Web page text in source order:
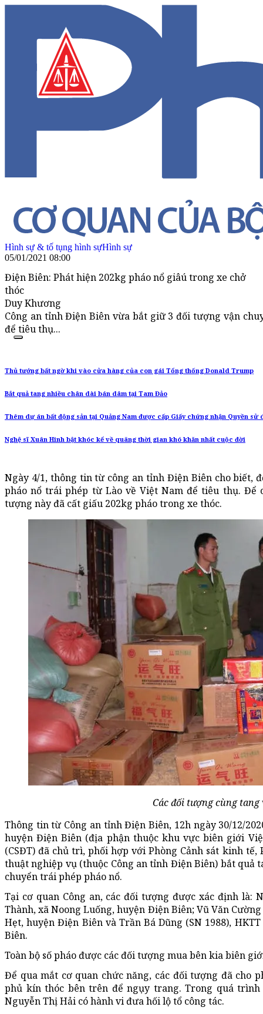
Hình sự & tố tụng hình sựHình sự
05/01/2021 08:00
Điện Biên: Phát hiện 202kg pháo nổ giâú trong xe chở
thóc
Duy Khương
Công an tỉnh Điện Biên vừa bắt giữ 3 đối tượng vận
để tiêu thụ...
Thủ tướng bất ngờ khi vào cửa hàng của con gái Tổng thống Donald Trump
Bắt quả tang nhiều chân dài bán dâm tại Tam Đảo
Thêm dự án bất động sản tại Quảng Nam được cấp Giấy chứng nhận Quyền sử
Nghệ sĩ Xuân Hinh bật khóc kể về quãng thời gian khó khăn nhất cuộc đời
Ngày 4/1, thông tin từ công an tỉnh Điện Biên cho biết,
pháo nổ trái phép từ Lào về Việt Nam để tiêu thụ. Để
tượng này đã cất giấu 202kg pháo trong xe thóc.
Các đối tượng cùng
Thông tin từ Công an tỉnh Điện Biên, 12h ngày 30/12/
huyện Điện Biên (địa phận thuộc khu vực biên giới
(CSĐT) đã chủ trì, phối hợp với Phòng Cảnh sát kinh tế,
thuật nghiệp vụ (thuộc Công an tỉnh Điện Biên) bắt quả
chuyển trái phép pháo nổ.
Tại cơ quan Công an, các đối tượng được xác định là:
Thành, xã Noong Luống, huyện Điện Biên; Vũ Văn
Hẹt, huyện Điện Biên và Trần Bá Dũng (SN 1988),
Biên.
Toàn bộ số pháo được các đối tượng mua bên kia biên
Để qua mắt cơ quan chức năng, các đối tượng đã cho
phủ kín thóc bên trên để ngụy trang. Trong quá
Nguyễn Thị Hải có hành vi đưa hối lộ tổ công tác.